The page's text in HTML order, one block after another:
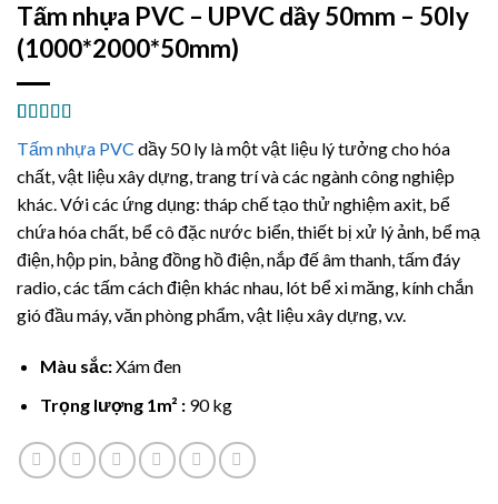
Tấm nhựa PVC – UPVC dầy 50mm – 50ly
(1000*2000*50mm)
5.00
dựa trên
đánh giá
Tấm nhựa PVC dầy 50 ly là một vật liệu lý tưởng cho hóa
chất, vật liệu xây dựng, trang trí và các ngành công nghiệp
khác. Với các ứng dụng: tháp chế tạo thử nghiệm axit, bể
chứa hóa chất, bể cô đặc nước biển, thiết bị xử lý ảnh, bể mạ
điện, hộp pin, bảng đồng hồ điện, nắp đế âm thanh, tấm đáy
radio, các tấm cách điện khác nhau, lót bể xi măng, kính chắn
gió đầu máy, văn phòng phẩm, vật liệu xây dựng, v.v.
Màu sắc:Xám đen
Trọng lượng 1m² :90 kg